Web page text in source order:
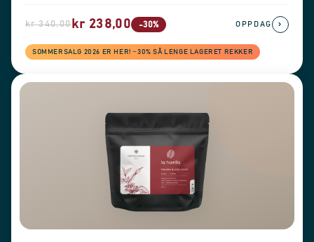
kr 340,00kr 238,00 -30%
SOMMERSALG 2026 ER HER! −30% SÅ LENGE LAGERET REKKER
OPPDAG ›